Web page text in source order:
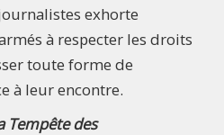
exhorte
à respecter les droits
toute forme de
à leur encontre.
Tempête des